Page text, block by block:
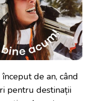
de an, când
pentru destinații